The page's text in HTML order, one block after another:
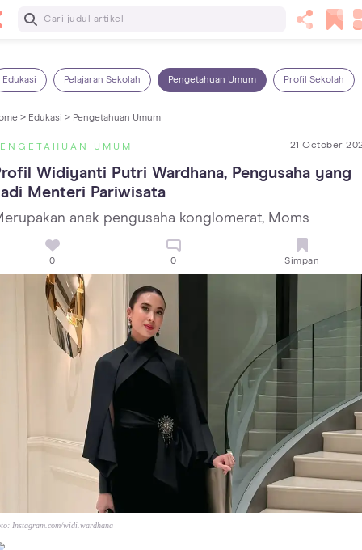
Baca Selanjutnya
Edukasi Pelajaran Sekolah Pengetahuan Umum Profil Sekolah
> Edukasi > Pengetahuan Umum
UMUM 21 October
Widiyanti Putri Wardhana, Pengusaha yang
Menteri Pariwisata
anak pengusaha konglomerat, Moms
0 0 Simpan
Instagram.com/widi.wardhana